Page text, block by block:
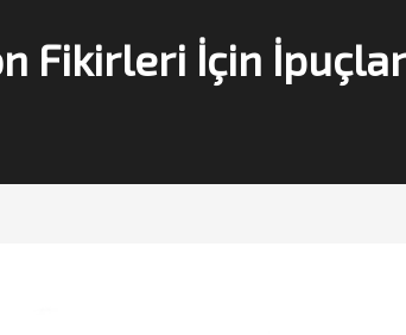
Fikirleri İçin